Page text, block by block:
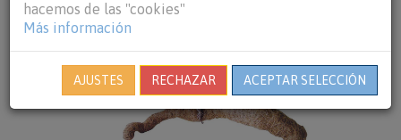
hacemos de las "cookies"
Más información
AJUSTES RECHAZAR ACEPTAR SELECCIÓN